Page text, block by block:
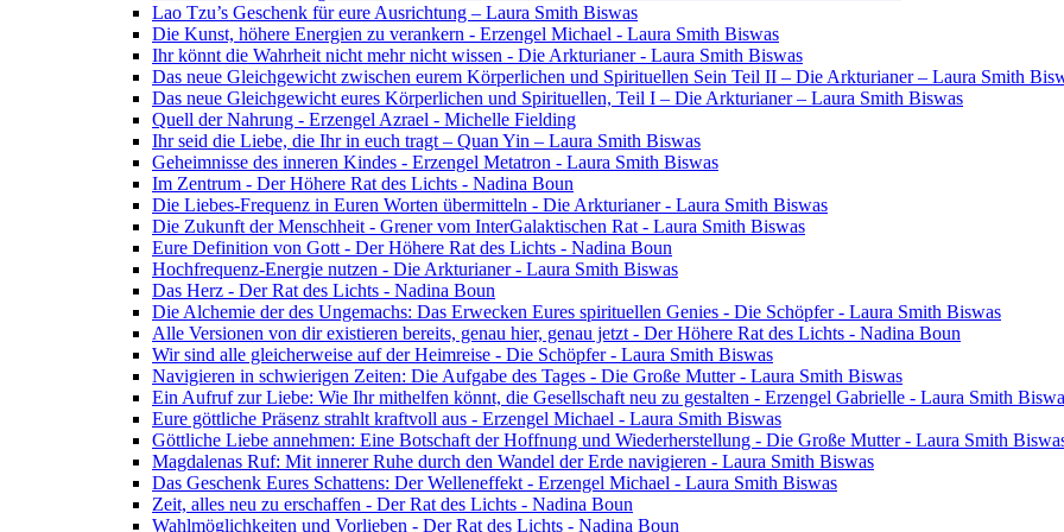
Lao Tzu’s Geschenk für eure Ausrichtung – Laura Smith Biswas
Die Kunst, höhere Energien zu verankern - Erzengel Michael - Laura Smith Biswas
Ihr könnt die Wahrheit nicht mehr nicht wissen - Die Arkturianer - Laura Smith Biswas
Das neue Gleichgewicht zwischen eurem Körperlichen und Spirituellen Sein Teil II – Die Arkturianer – Laura Smith
Das neue Gleichgewicht eures Körperlichen und Spirituellen, Teil I – Die Arkturianer – Laura Smith Biswas
Quell der Nahrung - Erzengel Azrael - Michelle Fielding
Ihr seid die Liebe, die Ihr in euch tragt – Quan Yin – Laura Smith Biswas
Geheimnisse des inneren Kindes - Erzengel Metatron - Laura Smith Biswas
Im Zentrum - Der Höhere Rat des Lichts - Nadina Boun
Die Liebes-Frequenz in Euren Worten übermitteln - Die Arkturianer - Laura Smith Biswas
Die Zukunft der Menschheit - Grener vom InterGalaktischen Rat - Laura Smith Biswas
Eure Definition von Gott - Der Höhere Rat des Lichts - Nadina Boun
Hochfrequenz-Energie nutzen - Die Arkturianer - Laura Smith Biswas
Das Herz - Der Rat des Lichts - Nadina Boun
Die Alchemie der des Ungemachs: Das Erwecken Eures spirituellen Genies - Die Schöpfer - Laura Smith Biswas
Alle Versionen von dir existieren bereits, genau hier, genau jetzt - Der Höhere Rat des Lichts - Nadina Boun
Wir sind alle gleicherweise auf der Heimreise - Die Schöpfer - Laura Smith Biswas
Navigieren in schwierigen Zeiten: Die Aufgabe des Tages - Die Große Mutter - Laura Smith Biswas
Ein Aufruf zur Liebe: Wie Ihr mithelfen könnt, die Gesellschaft neu zu gestalten - Erzengel Gabrielle - Laura Smith
Eure göttliche Präsenz strahlt kraftvoll aus - Erzengel Michael - Laura Smith Biswas
Göttliche Liebe annehmen: Eine Botschaft der Hoffnung und Wiederherstellung - Die Große Mutter - Laura Smith
Magdalenas Ruf: Mit innerer Ruhe durch den Wandel der Erde navigieren - Laura Smith Biswas
Das Geschenk Eures Schattens: Der Welleneffekt - Erzengel Michael - Laura Smith Biswas
Zeit, alles neu zu erschaffen - Der Rat des Lichts - Nadina Boun
Wahlmöglichkeiten und Vorlieben - Der Rat des Lichts - Nadina Boun